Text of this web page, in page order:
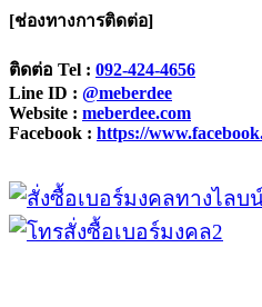
[ช่องทางการติดต่อ]
ติดต่อ Tel : 092-424-4656
Line ID : @meberdee
Website : meberdee.com
Facebook : https://